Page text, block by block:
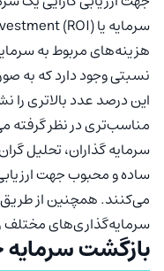
هزینه‌های مربوط به
نسبتی وجود دارد که به
این درصد عدد بالاتری
مناسب‌تری در نظر گرفته
سرمایه گذاران، تحلیل
ساده و محبوب جهت
می‌کنند. همچنین از طریق
سرمایه‌گذاری‌های مختلف
بازگشت